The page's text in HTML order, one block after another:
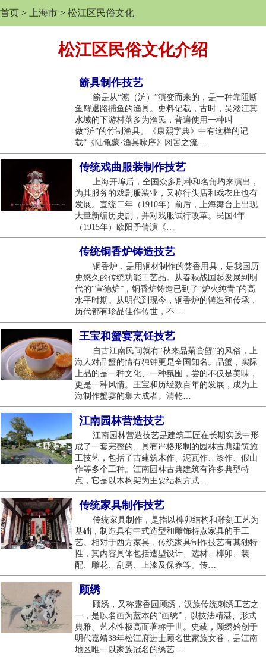
首页 > 上海市 > 松江区民俗文化
松江区民俗文化介绍
簖具制作技艺
簖是从“滬（沪）”演变而来的，是一种靠阻断
鱼蟹退路捕鱼的渔具。史料记载，古时，吴淞江其
水域的下游村落多为渔民，普遍使用一种叫
做“沪”的竹制渔具。《康熙字典》中有这样的记
载“《陆龟蒙·渔具咏序》冈罟之流…
传统戏曲服装制作技艺
上海开埠后，全国众多剧种和名角均来演出，
为其服务的戏剧服装业，又称行头店和戏衣庄也有
发展。宣统二年（1910年）前后，上海舞台上出现
大量新编历史剧，并对戏服试行改革。民国4年
（1915年）欧阳予倩演《…
传统铜香炉铸造技艺
铜香炉，是用铜材制作的焚香用具，是我国历
史悠久的传统功能工艺品。从春秋战国起发展到明
代的“宣德炉”，铜香炉铸造已到了“炉火纯青”的高
水平时期。从明代到现今，铜香炉的铸造和传承，
历代都有珍品佳作传世，不…
王宝和蟹宴烹饪技艺
自古江南民间就有“秋来品菊尝蟹”的风俗，上
海人对品蟹的情有独钟更是全国知名。品蟹，实际
上品的是一种文化、一种氛围，尝的不仅是美味，
更是一种风情。王宝和历经数百年的发展，成为上
海制作蟹宴的集大成者。清乾…
江南园林营造技艺
江南园林营造技艺是建筑工匠在长期实践中形
成了一套完整的、具有严格形制的园林古典建筑施
工技艺，包括了古建筑木作、泥瓦作、漆作、假山
作等多个工种。江南园林古典建筑有许多典型特
点，它是以木构架为主要结构方式…
传统家具制作技艺
传统家具制作，是指以榫卯结构和雕刻工艺为
基础，制造具有中式造型和雕饰特点家具的手工
艺。相对于西方家具，传统家具制作技艺有其独特
性，其内容具体包括造型设计、选材、榫卯、装
配、雕花、刮磨、上漆及保养等。传…
顾绣
顾绣，又称露香园顾绣，汉族传统刺绣工艺之
一，是以名画为蓝本的“画绣”，以技法精湛、形式
典雅、艺术性极高而著称于世。史载，顾绣始创于
明代嘉靖38年松江府进士顾名世家族女眷，是江南
地区唯一以家族冠名的绣艺…